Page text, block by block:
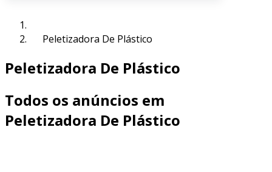
Peletizadora De Plástico
Peletizadora De Plástico
Todos os anúncios em
Peletizadora De Plástico